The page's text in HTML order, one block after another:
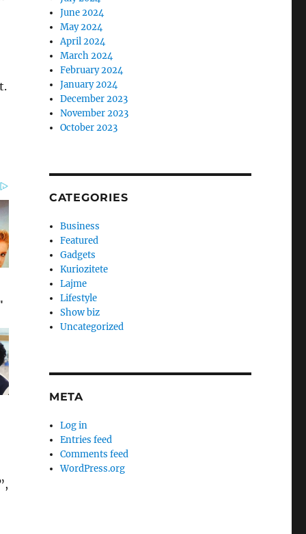
June 2024
May 2024
April 2024
March 2024
February 2024
January 2024
December 2023
November 2023
October 2023
CATEGORIES
Business
Featured
Gadgets
Kuriozitete
Lajme
Lifestyle
Show biz
Uncategorized
META
Log in
Entries feed
Comments feed
WordPress.org